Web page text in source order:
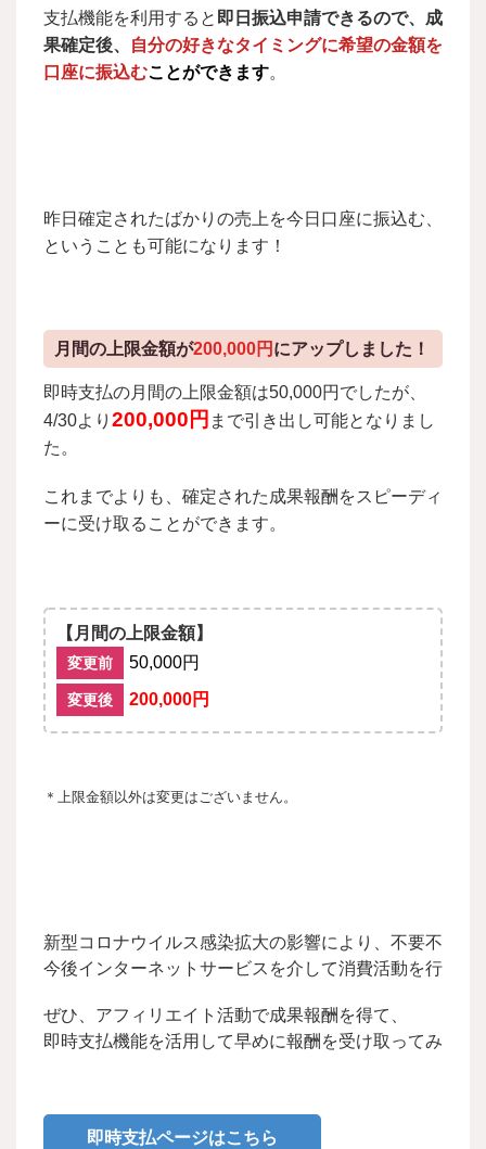
支払機能を利用すると 即日振込申請できるので、成
果確定後、
自分の好きなタイミングに希望の金額を
口座に振込むことができます。
昨日確定されたばかりの売上を今日口座に振込む、
ということも可能になります！
月間の上限金額が200,000円 にアップしました！
即時支払の月間の上限金額は50,000円でしたが、
4/30より 200,000円 まで引き出し可能となりまし
た。
これまでよりも、確定された成果報酬をスピーディ
ーに受け取ることができます。
【月間の上限金額】
変更前 50,000円
変更後 200,000円
＊上限金額以外は変更はございません。
新型コロナウイルス感染拡大の影響により、不要不急の
ぜひ、アフィリエイト活動で成果報酬を得て、
即時支払機能を活用して早めに報酬を受け取ってみてく
即時支払ページはこちら